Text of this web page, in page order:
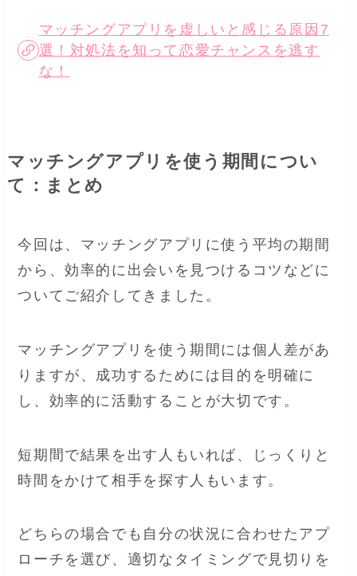
マッチングアプリを虚しいと感じる原因7
選！対処法を知って恋愛チャンスを逃す
な！
マッチングアプリを使う期間につい
て：まとめ
今回は、マッチングアプリに使う平均の期間
から、効率的に出会いを見つけるコツなどに
ついてご紹介してきました。
マッチングアプリを使う期間には個人差があ
りますが、成功するためには目的を明確に
し、効率的に活動することが大切です。
短期間で結果を出す人もいれば、じっくりと
時間をかけて相手を探す人もいます。
どちらの場合でも自分の状況に合わせたアプ
ローチを選び、適切なタイミングで見切りを